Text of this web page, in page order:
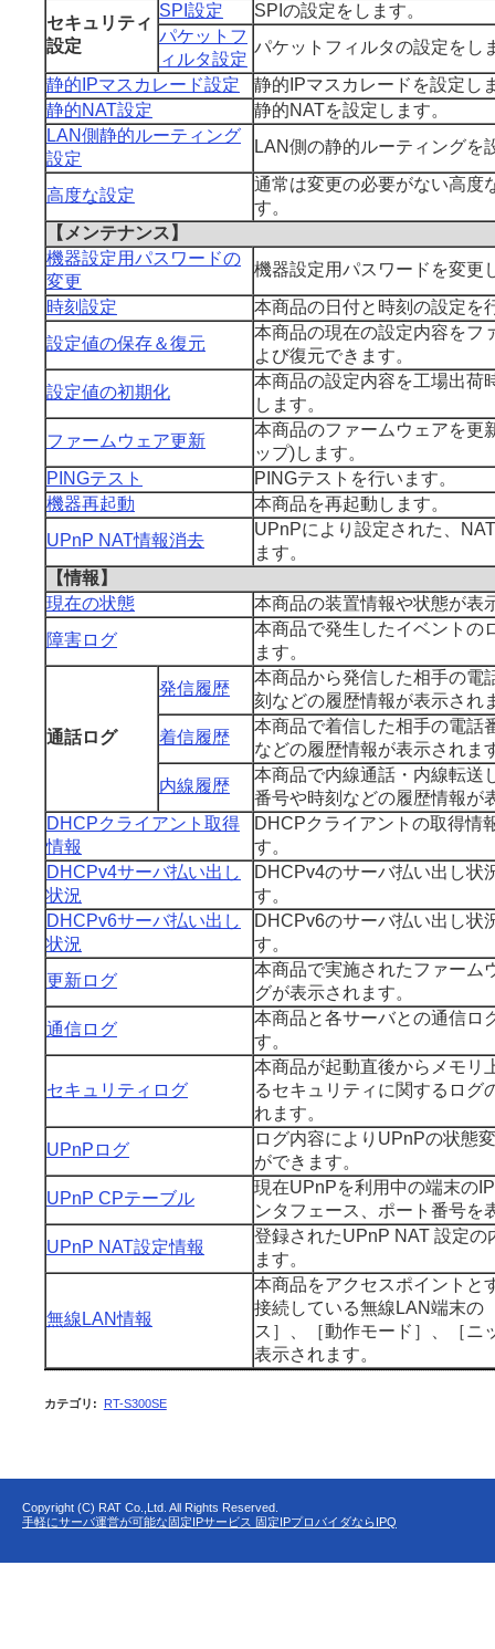
セキュリティ
設定
SPI設定
SPIの設定をします。
パケットフ
ィルタ設定
パケットフィルタの設定をし
静的IPマスカレード設定
静的IPマスカレードを設定し
静的NAT設定
静的NATを設定します。
LAN側静的ルーティング
設定
LAN側の静的ルーティングを
高度な設定
通常は変更の必要がない高度
す。
【メンテナンス】
機器設定用パスワードの
変更
機器設定用パスワードを変更
時刻設定
本商品の日付と時刻の設定を
設定値の保存＆復元
本商品の現在の設定内容をフ
よび復元できます。
設定値の初期化
本商品の設定内容を工場出荷
します。
ファームウェア更新
本商品のファームウェアを更
ップ)します。
PINGテスト
PINGテストを行います。
機器再起動
本商品を再起動します。
UPnP NAT情報消去
UPnPにより設定された、
ます。
【情報】
現在の状態
本商品の装置情報や状態が表
障害ログ
本商品で発生したイベントの
ます。
通話ログ
発信履歴
本商品から発信した相手の電
刻などの履歴情報が表示され
着信履歴
本商品で着信した相手の電話
などの履歴情報が表示されま
内線履歴
本商品で内線通話・内線転送
番号や時刻などの履歴情報が
DHCPクライアント取得
情報
DHCPクライアントの取得情
す。
DHCPv4サーバ払い出し
状況
DHCPv4のサーバ払い出し状
す。
DHCPv6サーバ払い出し
状況
DHCPv6のサーバ払い出し状
す。
更新ログ
本商品で実施されたファーム
グが表示されます。
通信ログ
本商品と各サーバとの通信ロ
す。
セキュリティログ
本商品が起動直後からメモリ
るセキュリティに関するログ
れます。
UPnPログ
ログ内容によりUPnPの状態
ができます。
UPnP CPテーブル
現在UPnPを利用中の端末の
ンタフェース、ポート番号を
UPnP NAT設定情報
登録されたUPnP NAT 設定の
ます。
無線LAN情報
本商品をアクセスポイントと
接続している無線LAN端末の
ス］、［動作モード］、［ニ
表示されます。
カテゴリ : RT-S300SE
Copyright (C) RAT Co.,Ltd. All Rights Reserved.
手軽にサーバ運営が可能な固定IPサービス 固定IPプロバイダならIPQ